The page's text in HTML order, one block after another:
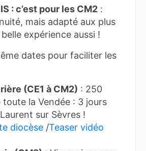
: c’est pour les CM2 :
mais adapté aux plus
expérience aussi !
dates pour faciliter les
(CE1 à CM2) : 250
la Vendée : 3 jours
sur Sèvres !
diocèse /Teaser vidéo